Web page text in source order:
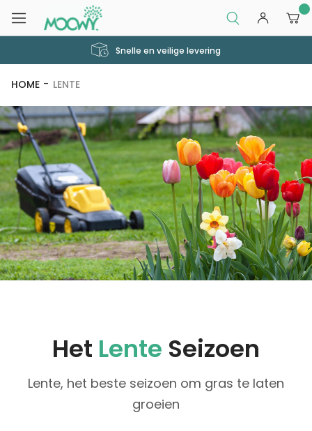
Snelle en veilige levering
HOME LENTE
Het Lente Seizoen
Lente, het beste seizoen om gras te laten
groeien